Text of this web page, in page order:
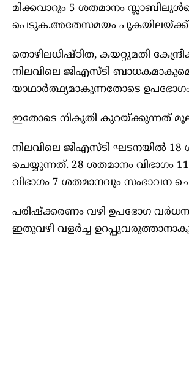
മിക്കവാറും 5 ശതമാനം
പെടുക.അതേസമയം പുകയിലയ്ക്ക്
തൊഴിലധിഷ്ഠിത, കയറ്റുമതി
നിലവിലെ ജിഎസ്ടി
യാഥാര്‍ത്ഥ്യമാകുന്നതോടെ
ഇതോടെ നികുതി കുറയ്ക്കുന്നത്
നിലവിലെ ജിഎസ്ടി ഘടനയില്‍
ചെയ്യുന്നത്. 28 ശതമാനം വിഭാഗം
വിഭാഗം 7 ശതമാനവും സംഭാവന
പരിഷ്‌ക്കരണം വഴി ഉപഭോഗ
ഇതുവഴി വളര്‍ച്ച